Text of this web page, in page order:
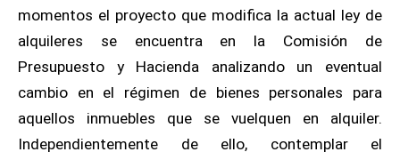
momentos el proyecto que modifica la actual ley de
alquileres se encuentra en la Comisión de
Presupuesto y Hacienda analizando un eventual
cambio en el régimen de bienes personales para
aquellos inmuebles que se vuelquen en alquiler.
Independientemente de ello, contemplar el